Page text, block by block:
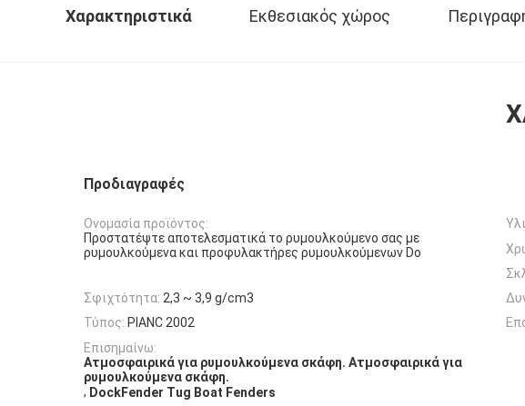
Χαρακτηριστικά Εκθεσιακός χώρος
Προδιαγραφές
Ονομασία προϊόντος:
Προστατέψτε αποτελεσματικά το ρυμουλκούμενο σας με
ρυμουλκούμενα και προφυλακτήρες ρυμουλκούμενων Do
Σφιχτότητα: 2,3 ~ 3,9 g/cm3
Τύπος: PIANC 2002
Επισημαίνω:
Ατμοσφαιρικά για ρυμουλκούμενα σκάφη. Ατμοσφαιρικά για
ρυμουλκούμενα σκάφη.
, DockFender Tug Boat Fenders